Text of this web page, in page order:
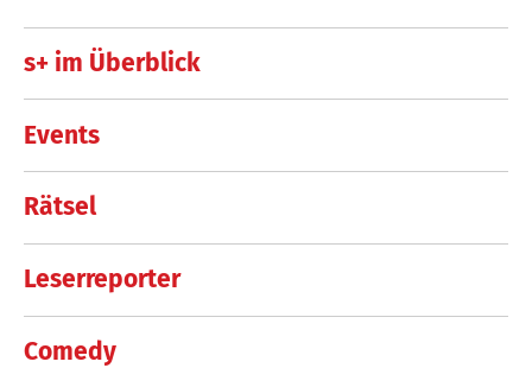
s+ im Überblick
Events
Rätsel
Leserreporter
Comedy